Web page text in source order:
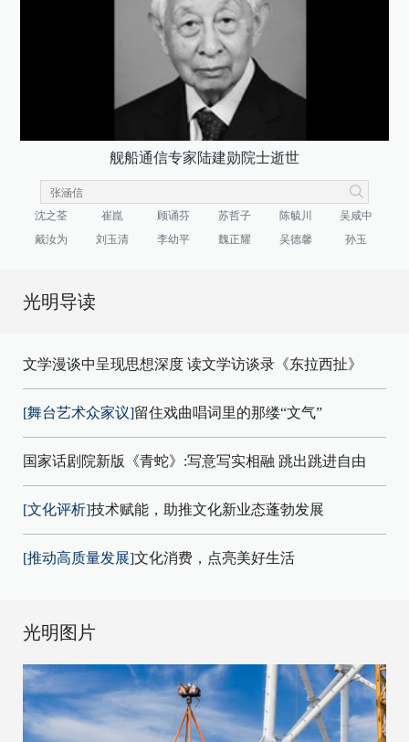
舰船通信专家陆建勋院士逝世
沈之荃 崔崑 顾诵芬 苏哲子 陈毓川
吴咸中
戴汝为
刘玉清 李幼平 魏正耀 吴德馨 孙玉
光明导读
文学漫谈中呈现思想深度 读文学访谈录《东拉西扯》
[舞台艺术众家议]留住戏曲唱词里的那缕“文气”
国家话剧院新版《青蛇》:写意写实相融 跳出跳进自由
[文化评析]技术赋能，助推文化新业态蓬勃发展
[推动高质量发展]文化消费，点亮美好生活
光明图片